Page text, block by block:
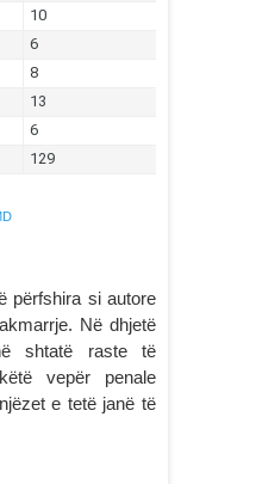
përfshira si autore
Në dhjetë
shtatë raste të
vepër penale
e tetë janë të